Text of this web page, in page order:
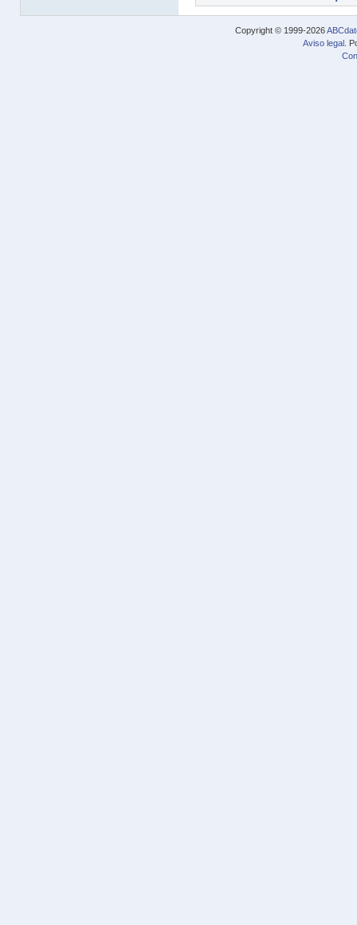
Copyright © 1999-2026
Aviso legal .